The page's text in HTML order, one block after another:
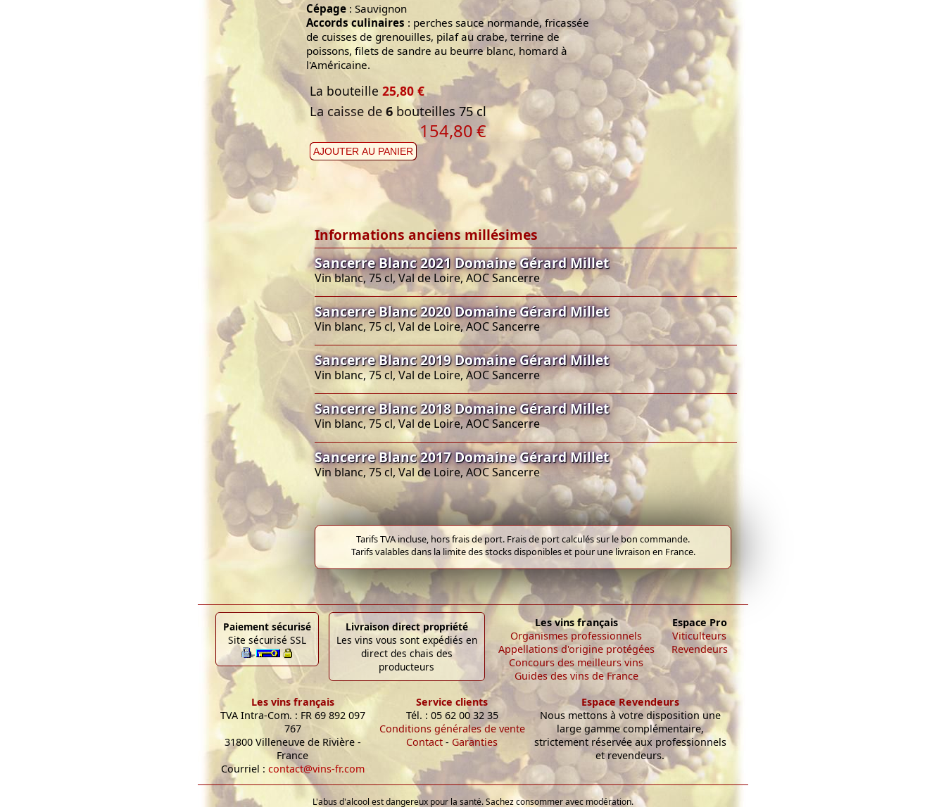
Cépage : Sauvignon
Accords culinaires : perches sauce normande, fricassée
de cuisses de grenouilles, pilaf au crabe, terrine de
poissons, filets de sandre au beurre blanc, homard à
l'Américaine.
La bouteille 25,80 €
La caisse de 6 bouteilles 75 cl
154,80€
AJOUTER AU PANIER
Informations anciens millésimes
Sancerre Blanc 2021 Domaine Gérard Millet
Vin blanc, 75 cl, Val de Loire, AOC Sancerre
Sancerre Blanc 2020 Domaine Gérard Millet
Vin blanc, 75 cl, Val de Loire, AOC Sancerre
Sancerre Blanc 2019 Domaine Gérard Millet
Vin blanc, 75 cl, Val de Loire, AOC Sancerre
Sancerre Blanc 2018 Domaine Gérard Millet
Vin blanc, 75 cl, Val de Loire, AOC Sancerre
Sancerre Blanc 2017 Domaine Gérard Millet
Vin blanc, 75 cl, Val de Loire, AOC Sancerre
Tarifs TVA incluse, hors frais de port. Frais de port calculés sur le bon commande.
Tarifs valables dans la limite des stocks disponibles et pour une livraison en France.
Paiement sécurisé
Site sécurisé SSL
Livraison direct propriété
Les vins vous sont expédiés en
direct des chais des
producteurs
Les vins français
Organismes professionnels
Appellations d'origine protégées
Concours des meilleurs vins
Guides des vins de France
Espace Pro
Viticulteurs
Revendeurs
Les vins français
TVA Intra-Com. : FR 69 892 097
767
31800 Villeneuve de Rivière -
France
Courriel : contact@vins-fr.com
Service clients
Tél. : 05 62 00 32 35
Conditions générales de vente
Contact - Garanties
Espace Revendeurs
Nous mettons à votre disposition une
large gamme complémentaire,
strictement réservée aux professionnels
et revendeurs.
L'abus d'alcool est dangereux pour la santé. Sachez consommer avec modération.